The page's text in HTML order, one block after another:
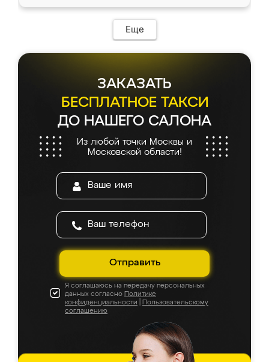
Еще
ЗАКАЗАТЬ
БЕСПЛАТНОЕ ТАКСИ
ДО НАШЕГО САЛОНА
Из любой точки Москвы и
Московской области!
Отправить
Я соглашаюсь на передачу персональных
данных согласно Политике
конфиденциальности
Пользовательскому
соглашению